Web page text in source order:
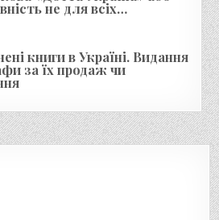
не для всіх…
книги в Україні. Видання
за їх продаж чи